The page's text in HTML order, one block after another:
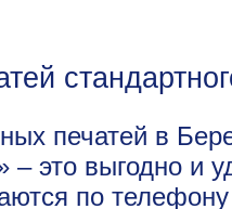
печатей в
– это выгодно и
по